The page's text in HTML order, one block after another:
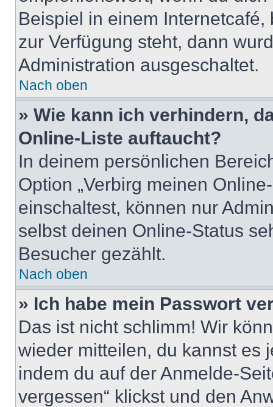
Beispiel in einem
zur Verfügung steht, dann
Administration ausgeschaltet.
Nach oben
» Wie kann ich verhindern,
Online-Liste auftaucht?
In deinem persönlichen
Option „Verbirg meinen
einschaltest, können nur
selbst deinen Online-Status
Besucher gezählt.
Nach oben
» Ich habe mein Passwort
Das ist nicht schlimm! Wir
wieder mitteilen, du kannst es
indem du auf der Anmelde-
vergessen“ klickst und den